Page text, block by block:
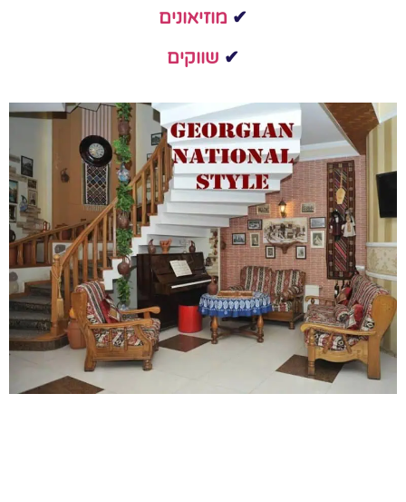
✔ מוזיאונים
✔ שווקים